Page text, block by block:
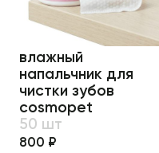
влажный
напальчник для
чистки зубов
cosmopet
50 шт
800 ₽